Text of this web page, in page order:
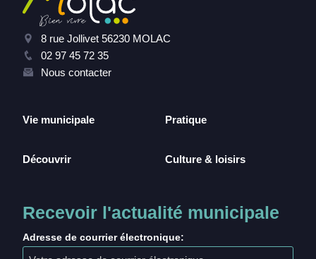
8 rue Jollivet 56230 MOLAC
02 97 45 72 35
Nous contacter
Vie municipale
Découvrir
Pratique
Culture & loisirs
Recevoir l'actualité municipale
Adresse de courrier électronique: